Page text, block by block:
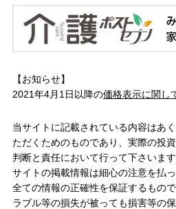
【お知らせ】
2021年4月1日以降の価格表示に関し
当サイトに記載されている内容はあ
ただくためのものであり、実際の投
判断と責任において行って下さいま
サイトの掲載情報は細心の注意を払
全ての情報の正確性を保証するもの
ラブル等の損失が被っても損害等の